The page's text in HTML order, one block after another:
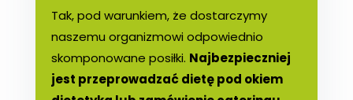
Tak, pod warunkiem, że dostarczymy
naszemu organizmowi odpowiednio
skomponowane posiłki. Najbezpieczniej
jest przeprowadzać dietę pod okiem